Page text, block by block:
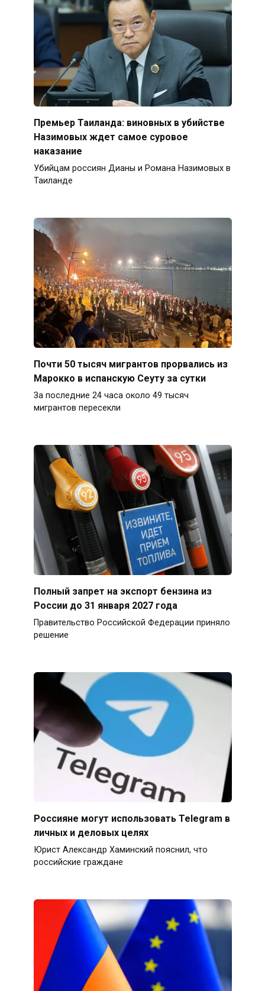
Премьер Таиланда: виновных в убийстве
Назимовых ждет самое суровое
наказание
Убийцам россиян Дианы и Романа Назимовых в
Таиланде
Почти 50 тысяч мигрантов прорвались из
Марокко в испанскую Сеуту за сутки
За последние 24 часа около 49 тысяч
мигрантов пересекли
Полный запрет на экспорт бензина из
России до 31 января 2027 года
Правительство Российской Федерации приняло
решение
Россияне могут использовать Telegram в
личных и деловых целях
Юрист Александр Хаминский пояснил, что
российские граждане